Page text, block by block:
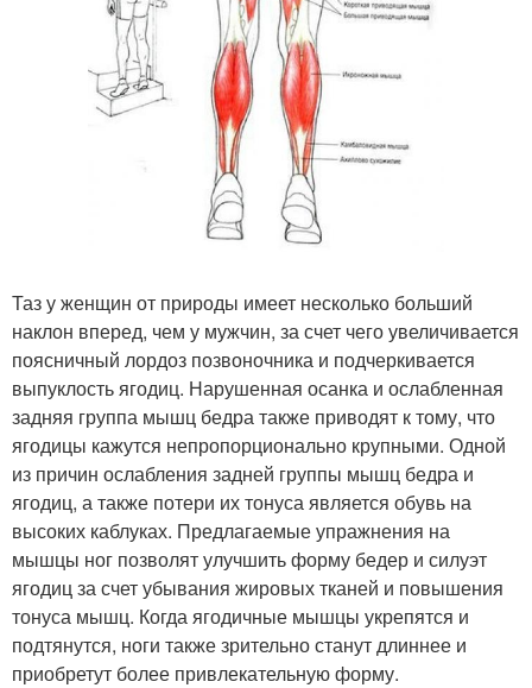
Таз у женщин от природы имеет несколько больший
наклон вперед, чем у мужчин, за счет чего увеличивается
поясничный лордоз позвоночника и подчеркивается
выпуклость ягодиц. Нарушенная осанка и ослабленная
задняя группа мышц бедра также приводят к тому, что
ягодицы кажутся непропорционально крупными. Одной
из причин ослабления задней группы мышц бедра и
ягодиц, а также потери их тонуса является обувь на
высоких каблуках. Предлагаемые упражнения на
мышцы ног позволят улучшить форму бедер и силуэт
ягодиц за счет убывания жировых тканей и повышения
тонуса мышц. Когда ягодичные мышцы укрепятся и
подтянутся, ноги также зрительно станут длиннее и
приобретут более привлекательную форму.